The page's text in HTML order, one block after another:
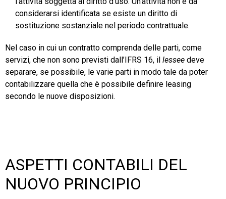
considerarsi identificata se esiste un diritto di
sostituzione sostanziale nel periodo contrattuale.
Nel caso in cui un contratto comprenda delle parti, come
servizi, che non sono previsti dall’IFRS 16, il lessee deve
separare, se possibile, le varie parti in modo tale da poter
contabilizzare quella che è possibile definire leasing
secondo le nuove disposizioni.
ASPETTI CONTABILI DEL
NUOVO PRINCIPIO